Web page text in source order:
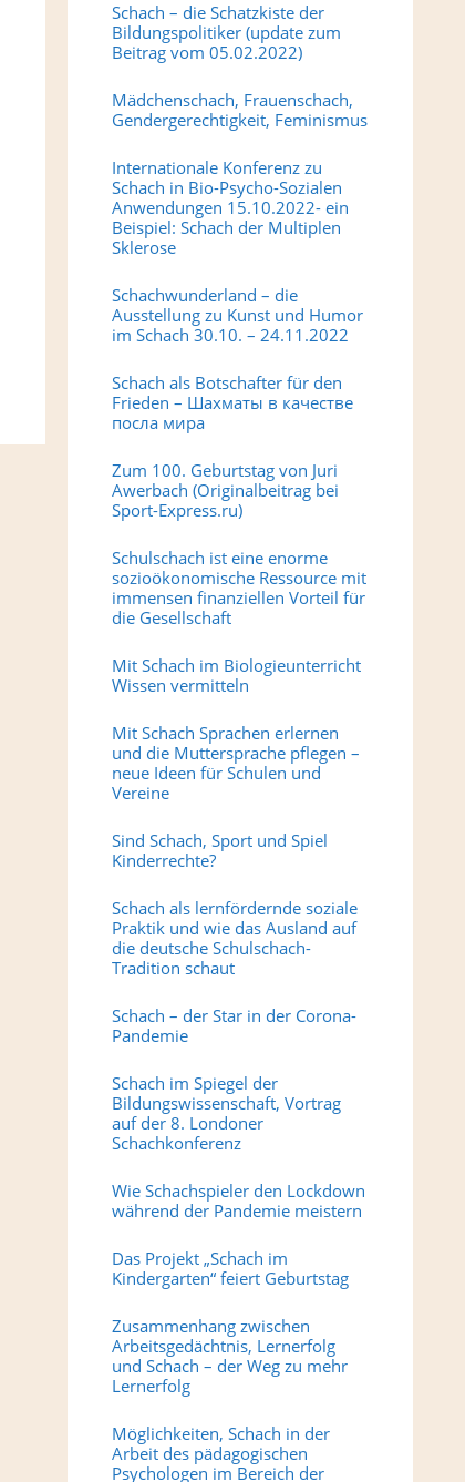
Schach – die Schatzkiste der
Bildungspolitiker (update zum
Beitrag vom 05.02.2022)
Mädchenschach, Frauenschach,
Gendergerechtigkeit, Feminismus
Internationale Konferenz zu
Schach in Bio-Psycho-Sozialen
Anwendungen 15.10.2022- ein
Beispiel: Schach der Multiplen
Sklerose
Schachwunderland – die
Ausstellung zu Kunst und Humor
im Schach 30.10. – 24.11.2022
Schach als Botschafter für den
Frieden – Шахматы в качестве
посла мира
Zum 100. Geburtstag von Juri
Awerbach (Originalbeitrag bei
Sport-Express.ru)
Schulschach ist eine enorme
sozioökonomische Ressource mit
immensen finanziellen Vorteil für
die Gesellschaft
Mit Schach im Biologieunterricht
Wissen vermitteln
Mit Schach Sprachen erlernen
und die Muttersprache pflegen –
neue Ideen für Schulen und
Vereine
Sind Schach, Sport und Spiel
Kinderrechte?
Schach als lernfördernde soziale
Praktik und wie das Ausland auf
die deutsche Schulschach-
Tradition schaut
Schach – der Star in der Corona-
Pandemie
Schach im Spiegel der
Bildungswissenschaft, Vortrag
auf der 8. Londoner
Schachkonferenz
Wie Schachspieler den Lockdown
während der Pandemie meistern
Das Projekt „Schach im
Kindergarten“ feiert Geburtstag
Zusammenhang zwischen
Arbeitsgedächtnis, Lernerfolg
und Schach – der Weg zu mehr
Lernerfolg
Möglichkeiten, Schach in der
Arbeit des pädagogischen
Psychologen im Bereich der